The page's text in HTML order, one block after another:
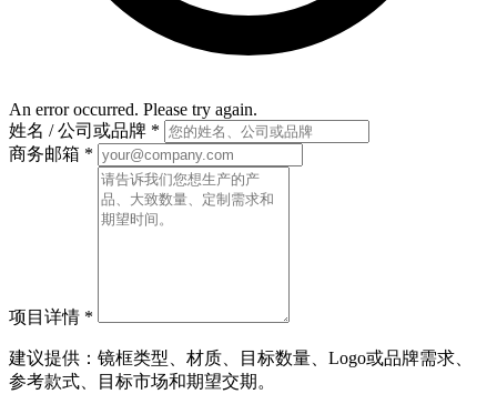
An error occurred. Please try again.
姓名 / 公司或品牌 *
商务邮箱 *
项目详情 *
建议提供：镜框类型、材质、目标数量、Logo或品牌需求、
参考款式、目标市场和期望交期。